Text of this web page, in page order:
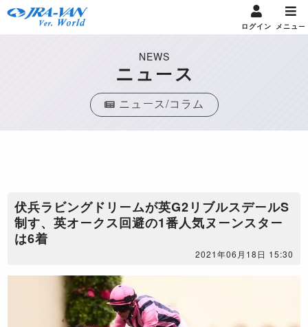
ログイン メニュー
NEWS
ニュース
ニュース/コラム
​伏兵ラビングドリームが英G2リブルスデールS
制す、英オークス回避の1番人気ヌーンスター
は6着
2021年06月18日 15:30